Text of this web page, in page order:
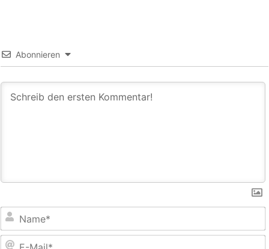
Abonnieren